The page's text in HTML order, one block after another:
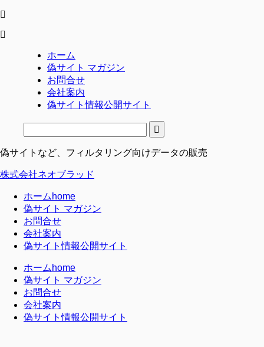
ホーム
偽サイト マガジン
お問合せ
会社案内
偽サイト情報公開サイト
偽サイトなど、フィルタリング向けデータの販売
株式会社ネオブラッド
ホーム home
偽サイト マガジン
お問合せ
会社案内
偽サイト情報公開サイト
ホーム home
偽サイト マガジン
お問合せ
会社案内
偽サイト情報公開サイト